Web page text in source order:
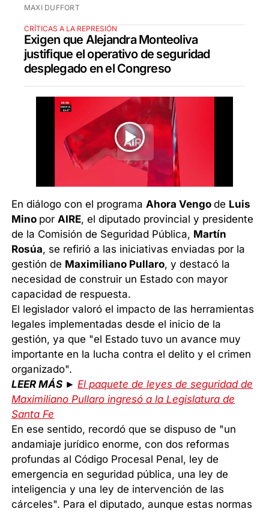
MAXI DUFFORT
CRÍTICAS A LA REPRESIÓN
Exigen que Alejandra Monteoliva
justifique el operativo de seguridad
desplegado en el Congreso
En diálogo con el programa Ahora Vengode Luis
Mino por AIRE, el diputado provincial y presidente
de la Comisión de Seguridad Pública, Martín
Rosúa, se refirió a las iniciativas enviadas por la
gestión de Maximiliano Pullaro, y destacó la
necesidad de construir un Estado con mayor
capacidad de respuesta.
El legislador valoró el impacto de las herramientas
legales implementadas desde el inicio de la
gestión, ya que "el Estado tuvo un avance muy
importante en la lucha contra el delito y el crimen
organizado".
LEER MÁS ► El paquete de leyes de seguridad de
Maximiliano Pullaro ingresó a la Legislatura de
Santa Fe
En ese sentido, recordó que se dispuso de "un
andamiaje jurídico enorme, con dos reformas
profundas al Código Procesal Penal, ley de
emergencia en seguridad pública, una ley de
inteligencia y una ley de intervención de las
cárceles". Para el diputado, aunque estas normas